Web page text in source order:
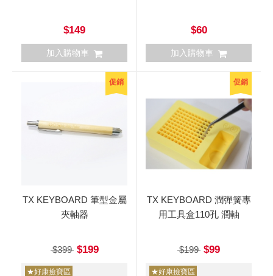
$149
加入購物車
$60
加入購物車
促銷
TX KEYBOARD 筆型金屬
夾軸器
$399$199
★好康撿寶區
促銷
TX KEYBOARD 潤彈簧專
用工具盒110孔 潤軸
$199 $99
★好康撿寶區